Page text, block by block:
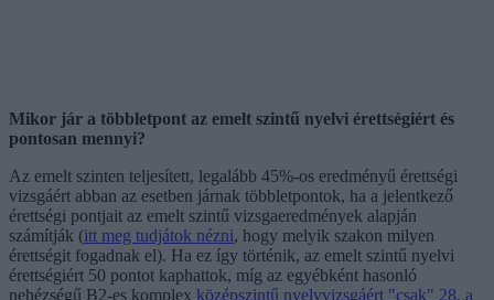
Mikor jár a többletpont az emelt szintű nyelvi érettségiért és
pontosan mennyi?
Az emelt szinten teljesített, legalább 45%-os eredményű érettségi
vizsgáért abban az esetben járnak többletpontok, ha a jelentkező
érettségi pontjait az emelt szintű vizsgaeredmények alapján
számítják (itt meg tudjátok nézni, hogy melyik szakon milyen
érettségit fogadnak el). Ha ez így történik, az emelt szintű nyelvi
érettségiért 50 pontot kaphattok, míg az egyébként hasonló
nehézségű B2-es komplex középszintű nyelvvizsgáért "csak" 28, a